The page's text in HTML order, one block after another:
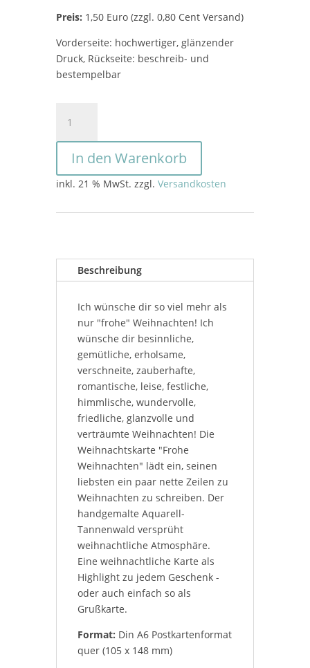
Preis: 1,50 Euro (zzgl. 0,80 Cent Versand)
Vorderseite: hochwertiger, glänzender
Druck, Rückseite: beschreib- und
bestempelbar
"Frohe
Weihnachten"
MengeIn den Warenkorb
inkl. 21 % MwSt. zzgl. Versandkosten
Beschreibung
Ich wünsche dir so viel mehr als
nur "frohe" Weihnachten! Ich
wünsche dir besinnliche,
gemütliche, erholsame,
verschneite, zauberhafte,
romantische, leise, festliche,
himmlische, wundervolle,
friedliche, glanzvolle und
verträumte Weihnachten! Die
Weihnachtskarte "Frohe
Weihnachten" lädt ein, seinen
liebsten ein paar nette Zeilen zu
Weihnachten zu schreiben. Der
handgemalte Aquarell-
Tannenwald versprüht
weihnachtliche Atmosphäre.
Eine weihnachtliche Karte als
Highlight zu jedem Geschenk -
oder auch einfach so als
Grußkarte.
Format: Din A6 Postkartenformat
quer (105 x 148 mm)